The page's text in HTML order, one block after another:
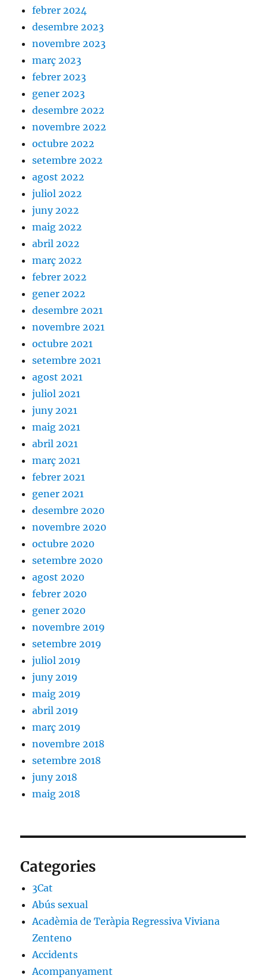
febrer 2024
desembre 2023
novembre 2023
març 2023
febrer 2023
gener 2023
desembre 2022
novembre 2022
octubre 2022
setembre 2022
agost 2022
juliol 2022
juny 2022
maig 2022
abril 2022
març 2022
febrer 2022
gener 2022
desembre 2021
novembre 2021
octubre 2021
setembre 2021
agost 2021
juliol 2021
juny 2021
maig 2021
abril 2021
març 2021
febrer 2021
gener 2021
desembre 2020
novembre 2020
octubre 2020
setembre 2020
agost 2020
febrer 2020
gener 2020
novembre 2019
setembre 2019
juliol 2019
juny 2019
maig 2019
abril 2019
març 2019
novembre 2018
setembre 2018
juny 2018
maig 2018
Categories
3Cat
Abús sexual
Acadèmia de Teràpia Regressiva Viviana
Zenteno
Accidents
Acompanyament